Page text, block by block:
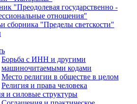
"Преодолевая государственно -
отношения"
сборника "Пределы светскости"
Борьба с ИНН и другими
машиночитаемыми кодами
Место религии в обществе в целом
Религия и права человека
и силовые структуры